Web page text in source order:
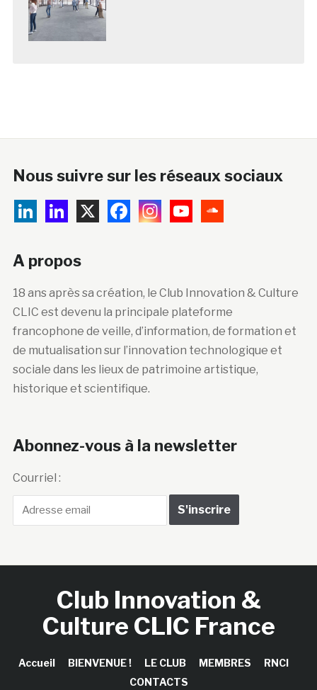
Nous suivre sur les réseaux sociaux
A propos
18 ans après sa création, le Club Innovation & Culture
CLIC est devenu la principale plateforme
francophone de veille, d’information, de formation et
de mutualisation sur l’innovation technologique et
sociale dans les lieux de patrimoine artistique,
historique et scientifique.
Abonnez-vous à la newsletter
Courriel :
Club Innovation &
Culture CLIC France
Accueil BIENVENUE ! LE CLUB MEMBRES
RNCI
CONTACTS